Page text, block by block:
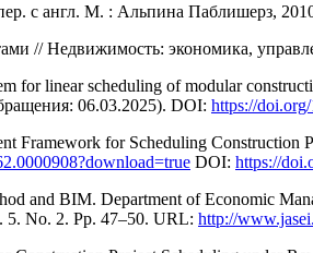
с англ. М. : Альпина Паблишерз,
// Недвижимость: экономика,
for linear scheduling of modular
06.03.2025). DOI: https://
for Scheduling Construction
DOI: https://
and BIM. Department of Economic
5. No. 2. Pp. 47–50. URL: http://